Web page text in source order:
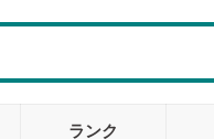
ランク